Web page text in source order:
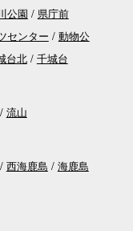
公園
県庁前
センター
動物公
台北 千城台
流山
西海鹿島
海鹿島